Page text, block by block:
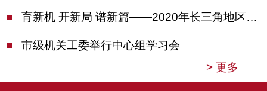
育新机 开新局 谱新篇——2020年长三角地区机关党建工作研讨会在南京召开
市级机关工委举行中心组学习会
> 更多